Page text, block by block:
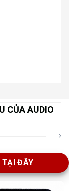
CỦA AUDIO
TẠI ĐÂY